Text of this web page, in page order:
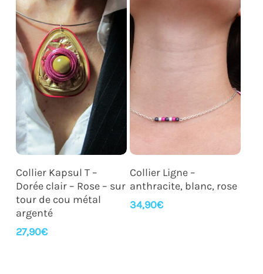
Ajouter Au Panier
Collier Kapsul T –
Dorée clair – Rose – sur
tour de cou métal
argenté
27,90€
Ajouter Au Panier
Collier Ligne –
anthracite, blanc, rose
34,90€